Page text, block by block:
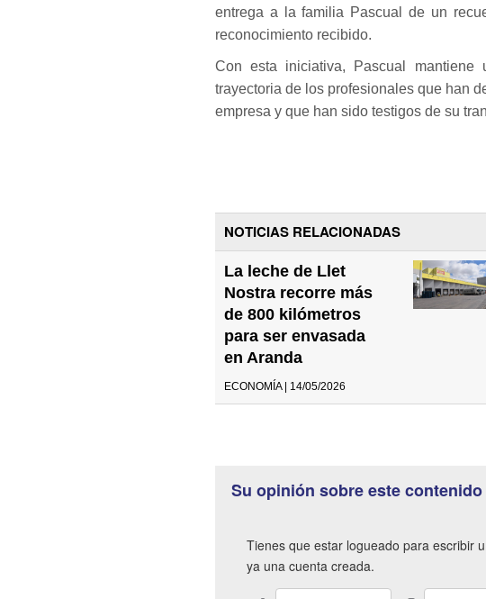
entrega a la familia Pascual de un
reconocimiento recibido.
Con esta iniciativa, Pascual
trayectoria de los profesionales que han
empresa y que han sido testigos de su
NOTICIAS RELACIONADAS
La leche de Llet
Nostra recorre más
de 800 kilómetros
para ser envasada
en Aranda
ECONOMÍA | 14/05/2026
Su opinión sobre este contenido
Tienes que estar logueado para escribir
ya una cuenta creada.